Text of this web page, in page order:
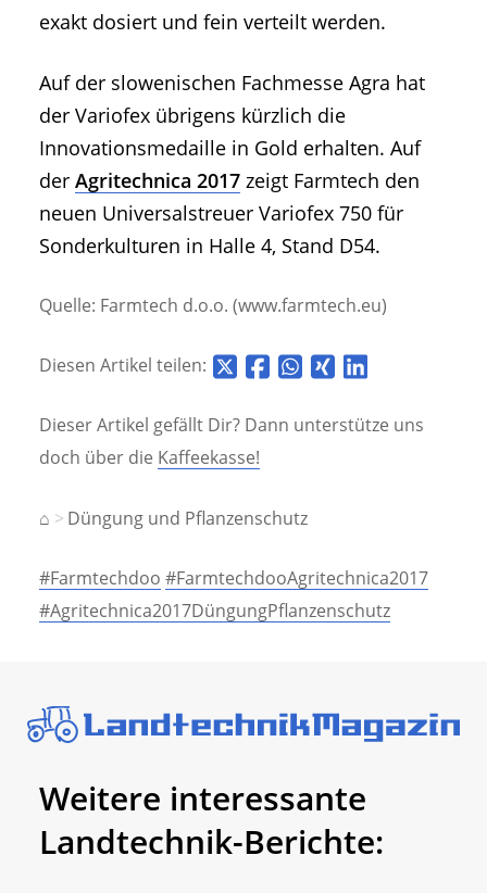
exakt dosiert und fein verteilt werden.
Auf der slowenischen Fachmesse Agra hat
der Variofex übrigens kürzlich die
Innovationsmedaille in Gold erhalten. Auf
der Agritechnica 2017 zeigt Farmtech den
neuen Universalstreuer Variofex 750 für
Sonderkulturen in Halle 4, Stand D54.
Quelle: Farmtech d.o.o. (www.farmtech.eu)
Diesen Artikel teilen:
Dieser Artikel gefällt Dir? Dann unterstütze uns
doch über die Kaffeekasse!
⌂ Düngung und Pflanzenschutz
#Farmtechdoo #FarmtechdooAgritechnica2017
#Agritechnica2017DüngungPflanzenschutz
Weitere interessante
Landtechnik-Berichte: